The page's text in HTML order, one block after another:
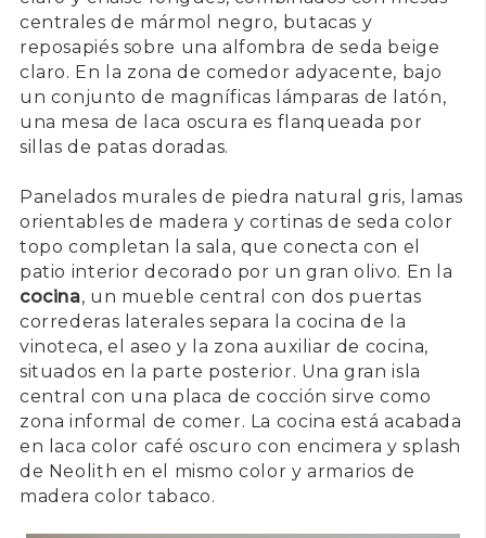
centrales de mármol negro, butacas y
reposapiés sobre una alfombra de seda beige
claro. En la zona de comedor adyacente, bajo
un conjunto de magníficas lámparas de latón,
una mesa de laca oscura es flanqueada por
sillas de patas doradas.
Panelados murales de piedra natural gris, lamas
orientables de madera y cortinas de seda color
topo completan la sala, que conecta con el
patio interior decorado por un gran olivo. En la
cocina, un mueble central con dos puertas
correderas laterales separa la cocina de la
vinoteca, el aseo y la zona auxiliar de cocina,
situados en la parte posterior. Una gran isla
central con una placa de cocción sirve como
zona informal de comer. La cocina está acabada
en laca color café oscuro con encimera y splash
de Neolith en el mismo color y armarios de
madera color tabaco.